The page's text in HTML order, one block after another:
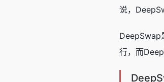
说，
DeepSwap
行，而